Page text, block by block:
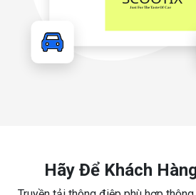
Hãy Để Khách